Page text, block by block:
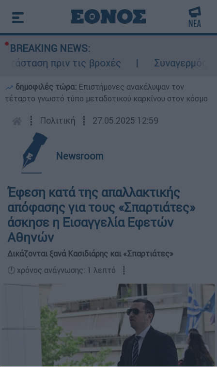
BREAKING NEWS:
πριν τις βροχές
Συναγερμός
δημοφιλές τώρα: Επιστήμονες ανακάλυψαν τον
τέταρτο γνωστό τύπο μεταδοτικού καρκίνου στον κόσμο
┋ Πολιτική ┋ 27.05.2025 12:59
Newsroom
Έφεση κατά της απαλλακτικής
απόφασης για τους «Σπαρτιάτες»
άσκησε η Εισαγγελία Εφετών
Αθηνών
Δικάζονται ξανά Κασιδιάρης και «Σπαρτιάτες»
🕛 χρόνος ανάγνωσης: 1 λεπτό ┋